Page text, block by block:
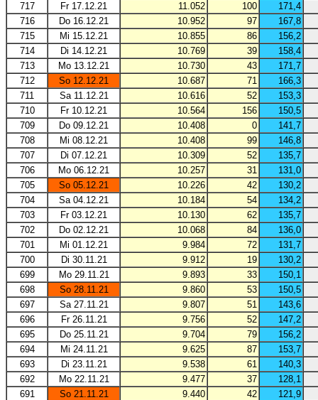
717
Fr 17.12.21 11.052 100
171,4
716
Do 16.12.21 10.952 97
167,8
715
Mi 15.12.21 10.855 86
156,2
714
Di 14.12.21 10.769 39
158,4
713
Mo 13.12.21 10.730 43
171,7
712
So 12.12.21 10.687 71
166,3
711
Sa 11.12.21 10.616 52
153,3
710
Fr 10.12.21 10.564 156
150,5
709
Do 09.12.21 10.408 0
141,7
708
Mi 08.12.21 10.408 99
146,8
707
Di 07.12.21 10.309 52
135,7
706
Mo 06.12.21 10.257 31
131,0
705
So 05.12.21 10.226 42
130,2
704
Sa 04.12.21 10.184 54
134,2
703
Fr 03.12.21 10.130 62
135,7
702
Do 02.12.21 10.068 84
136,0
701
Mi 01.12.21 9.984 72
131,7
700
Di 30.11.21 9.912 19
130,2
699
Mo 29.11.21 9.893 33
150,1
698
So 28.11.21 9.860 53
150,5
697
Sa 27.11.21 9.807 51
143,6
696
Fr 26.11.21 9.756 52
147,2
695
Do 25.11.21 9.704 79
156,2
694
Mi 24.11.21 9.625 87
153,7
693
Di 23.11.21 9.538 61
140,3
692
Mo 22.11.21 9.477 37
128,1
691
So 21.11.21 9.440 42
121,9